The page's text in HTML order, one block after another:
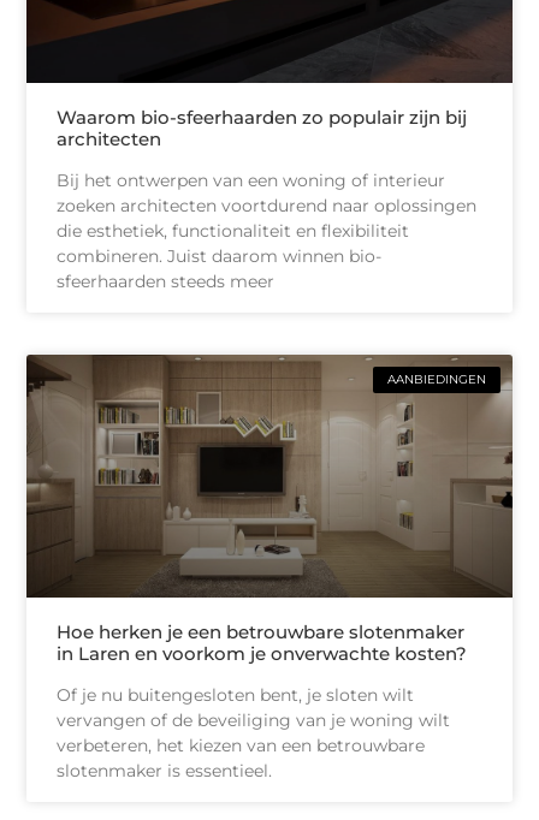
Waarom bio-sfeerhaarden zo populair zijn bij
architecten
Bij het ontwerpen van een woning of interieur
zoeken architecten voortdurend naar oplossingen
die esthetiek, functionaliteit en flexibiliteit
combineren. Juist daarom winnen bio-
sfeerhaarden steeds meer
AANBIEDINGEN
Hoe herken je een betrouwbare slotenmaker
in Laren en voorkom je onverwachte kosten?
Of je nu buitengesloten bent, je sloten wilt
vervangen of de beveiliging van je woning wilt
verbeteren, het kiezen van een betrouwbare
slotenmaker is essentieel.